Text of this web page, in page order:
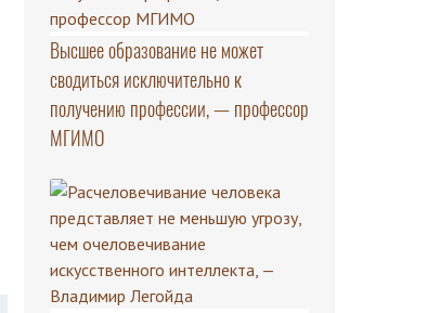
Высшее образование не может
сводиться исключительно к
получению профессии, — профессор
МГИМО